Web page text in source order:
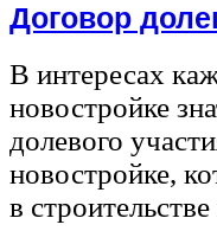
Договор
В интересах
новостройке
долевого
новостройке,
в